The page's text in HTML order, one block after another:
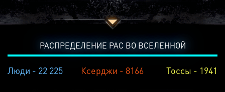
РАСПРЕДЕЛЕНИЕ РАС ВО ВСЕЛЕННОЙ
Люди - 22 225 Ксерджи - 8166 Тоссы - 1941